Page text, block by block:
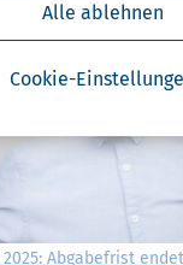
Cookie-
Alle ablehnen
Abgabefrist